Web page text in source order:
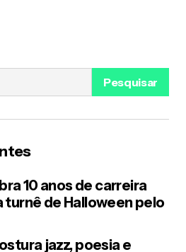
Pesquisar
10 anos de carreira
turnê de Halloween pelo
jazz, poesia e